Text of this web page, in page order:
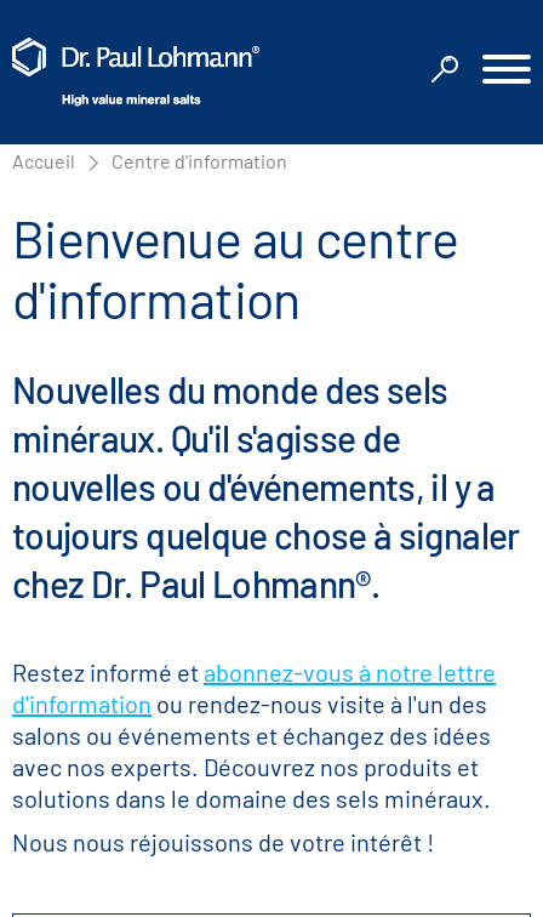
Accueil Centre d'information
Bienvenue au centre
d'information
Nouvelles du monde des sels
minéraux. Qu'il s'agisse de
nouvelles ou d'événements, il y a
toujours quelque chose à signaler
chez Dr. Paul Lohmann®.
Restez informé et abonnez-vous à notre lettre
d'information ou rendez-nous visite à l'un des
salons ou événements et échangez des idées
avec nos experts. Découvrez nos produits et
solutions dans le domaine des sels minéraux.
Nous nous réjouissons de votre intérêt !